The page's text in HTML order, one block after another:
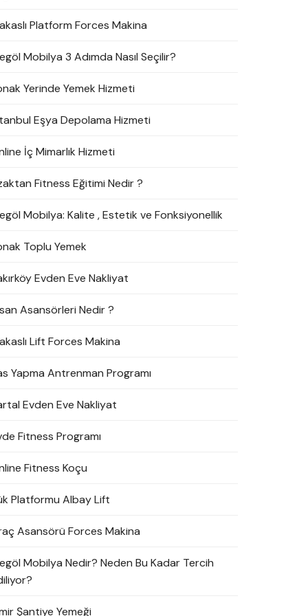
Platform Forces Makina
Mobilya 3 Adımda Nasıl Seçilir?
Yerinde Yemek Hizmeti
Eşya Depolama Hizmeti
İç Mimarlık Hizmeti
Fitness Eğitimi Nedir ?
Mobilya: Kalite , Estetik ve Fonksiyonellik
Toplu Yemek
Evden Eve Nakliyat
Asansörleri Nedir ?
Lift Forces Makina
Yapma Antrenman Programı
Evden Eve Nakliyat
Fitness Programı
Fitness Koçu
Platformu Albay Lift
Asansörü Forces Makina
Mobilya Nedir? Neden Bu Kadar Tercih
Şantiye Yemeği